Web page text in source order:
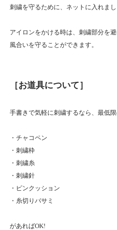
刺繍を守るために、ネットに入れまし
アイロンをかける時は、刺繍部分を
風合いを守ることができます。
［お道具について］
手書きで気軽に刺繍するなら、最低
・チャコペン
・刺繍枠
・刺繍糸
・刺繍針
・ピンクッション
・糸切りバサミ
があればOK!